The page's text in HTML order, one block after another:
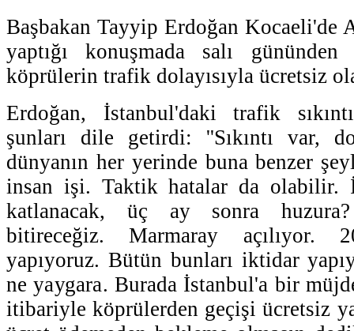
Başbakan Tayyip Erdoğan Kocaeli'de
yaptığı konuşmada salı
köprülerin trafik dolayısıyla ücretsiz
Erdoğan, İstanbul'daki trafik
şunları dile getirdi: ''Sıkıntı var,
dünyanın her yerinde buna benzer
insan işi. Taktik hatalar da olabilir.
katlanacak, üç ay sonra
bitireceğiz. Marmaray açılıyor.
yapıyoruz. Bütün bunları iktidar
ne yaygara. Burada İstanbul'a bir
itibariyle köprülerden geçişi ücretsiz